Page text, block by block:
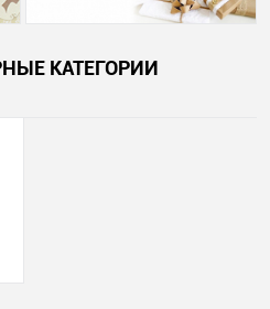
КАТЕГОРИИ